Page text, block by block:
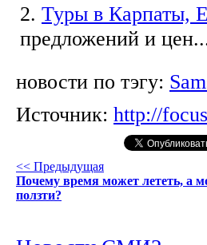
2. Туры в Карпаты,
предложений и
новости по тэгу:
Источник: http://
<< Предыдущая
Почему время может лететь, а
ползти?